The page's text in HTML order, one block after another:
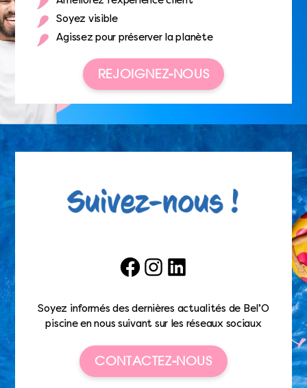
Soyez visible
Agissez pour préserver la planète
REJOIGNEZ-NOUS
FacebookInstagramLinkedIn
Soyez informés des dernières actualités de Bel’O
piscine en nous suivant sur les réseaux sociaux
CONTACTEZ-NOUS